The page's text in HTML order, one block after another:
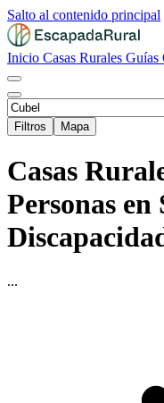
Salto al contenido principal
Inicio Casas Rurales Guías
Filtros
Mapa
Casas
Personas
...